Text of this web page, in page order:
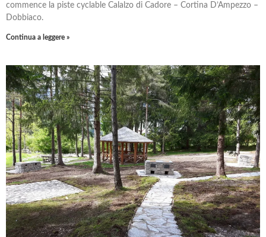
commence la piste cyclable Calalzo di Cadore – Cortina D’Ampezzo –
Dobbiaco.
Continua a leggere »